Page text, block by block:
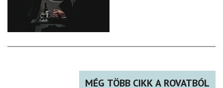
MÉG TÖBB CIKK A ROVATBÓL